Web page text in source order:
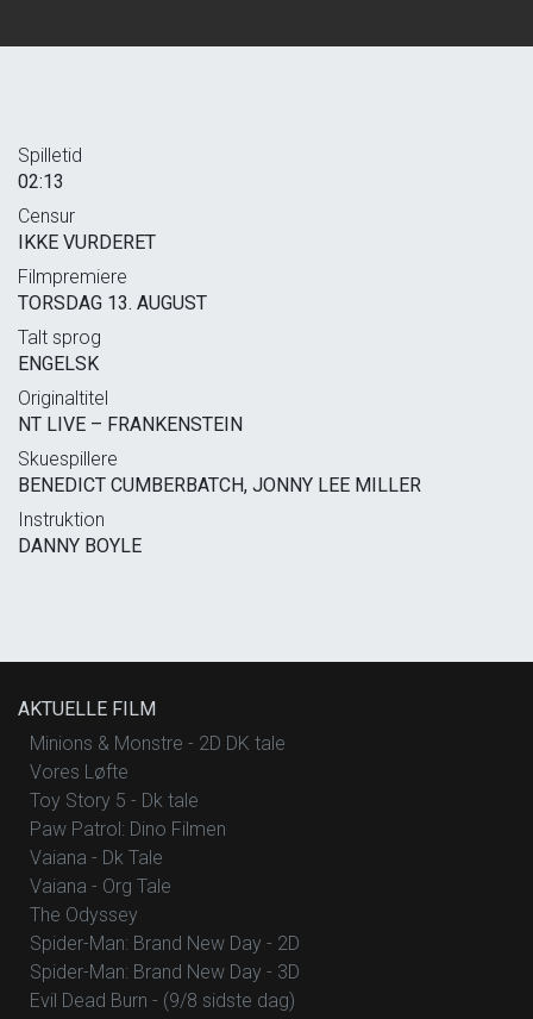
Spilletid
02:13
Censur
IKKE VURDERET
Filmpremiere
TORSDAG 13. AUGUST
Talt sprog
ENGELSK
Originaltitel
NT LIVE – FRANKENSTEIN
Skuespillere
BENEDICT CUMBERBATCH, JONNY LEE MILLER
Instruktion
DANNY BOYLE
AKTUELLE FILM
Minions & Monstre - 2D DK tale
Vores Løfte
Toy Story 5 - Dk tale
Paw Patrol: Dino Filmen
Vaiana - Dk Tale
Vaiana - Org Tale
The Odyssey
Spider-Man: Brand New Day - 2D
Spider-Man: Brand New Day - 3D
Evil Dead Burn - (9/8 sidste dag)